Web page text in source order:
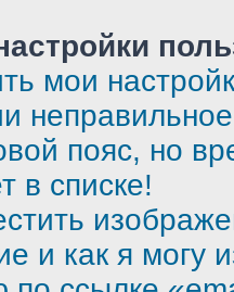
мои
пояс, но
в списке!
и как я могу